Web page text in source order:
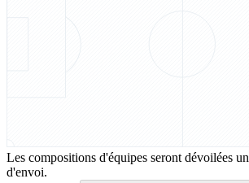
Les compositions d'équipes seront dévoilées
d'envoi.